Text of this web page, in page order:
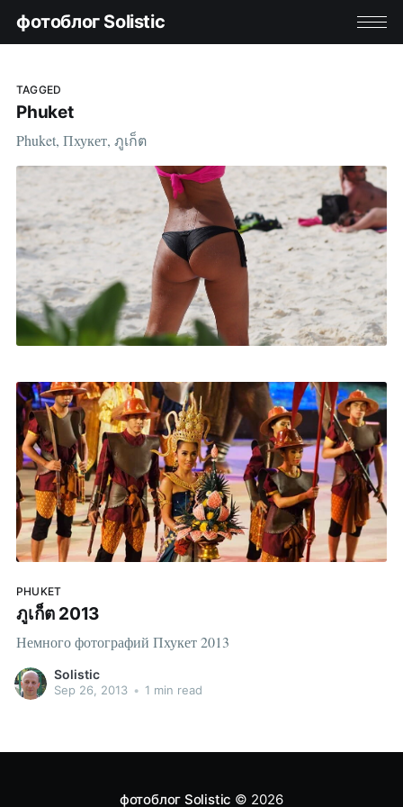
фотоблог Solistic
TAGGED
Phuket
Phuket, Пхукет, ภูเก็ต
PHUKET
ภูเก็ต 2013
Немного фотографий Пхукет 2013
Solistic
Sep 26, 2013 • 1 min read
фотоблог Solistic © 2026